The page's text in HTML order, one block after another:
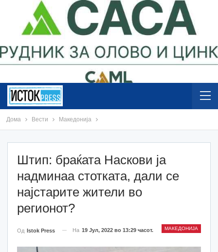
Дома Вести Македонија
Штип: браќата Наскови ја
надминаа стотката, дали се
најстарите жители во
регионот?
МАКЕДОНИЈА
Од Istok Press На 19 Јул, 2022 во 13:29 часот.